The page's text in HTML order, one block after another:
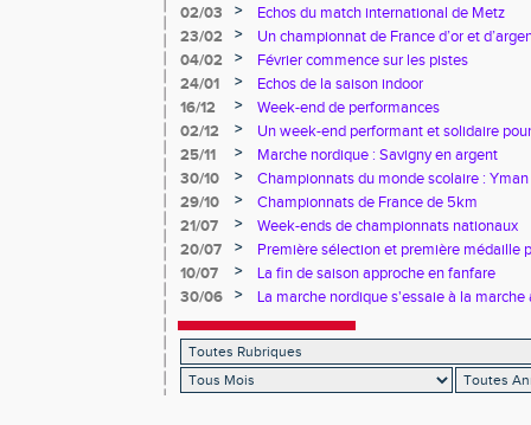
02/03
>
Echos du match international de Metz
23/02
>
Un championnat de France d’or et
04/02
>
Février commence sur les pistes
24/01
>
Echos de la saison indoor
16/12
>
Week-end de performances
02/12
>
Un week-end performant et solidaire
25/11
>
Marche nordique : Savigny en argent
30/10
>
Championnats du monde scolaire :
bronze
29/10 >
Championnats de France de 5km
21/07
>
Week-ends de championnats nationaux
20/07
>
Première sélection et première médaille
10/07
>
La fin de saison approche en fanfare
30/06
> La marche nordique s'essaie à la